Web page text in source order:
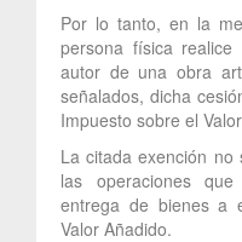
Por lo tanto, en la
persona física
autor de una obra
señalados, dicha
Impuesto sobre el
La citada exención
las operaciones
entrega de bienes a
Valor Añadido.